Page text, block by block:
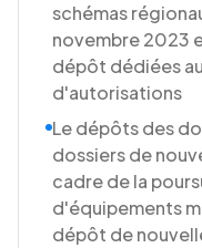
schémas
novembre 2023
dépôt dédiées
d'autorisations
Le dépôts des
dossiers de
cadre de la
d'équipements
dépôt de